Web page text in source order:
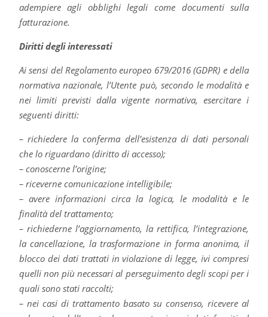
adempiere agli obblighi legali come documenti sulla
fatturazione.
Diritti degli interessati
Ai sensi del Regolamento europeo 679/2016 (GDPR) e della
normativa nazionale, l’Utente può, secondo le modalità e
nei limiti previsti dalla vigente normativa, esercitare i
seguenti diritti:
– richiedere la conferma dell’esistenza di dati personali
che lo riguardano (diritto di accesso);
– conoscerne l’origine;
– riceverne comunicazione intelligibile;
– avere informazioni circa la logica, le modalità e le
finalità del trattamento;
– richiederne l’aggiornamento, la rettifica, l’integrazione,
la cancellazione, la trasformazione in forma anonima, il
blocco dei dati trattati in violazione di legge, ivi compresi
quelli non più necessari al perseguimento degli scopi per i
quali sono stati raccolti;
– nei casi di trattamento basato su consenso, ricevere al